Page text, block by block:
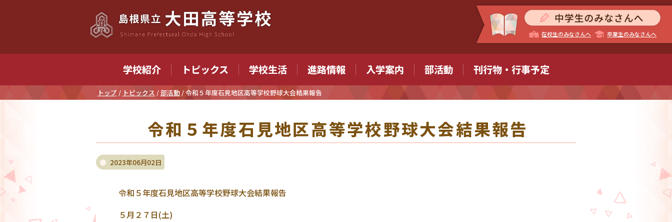
在校生のみなさんへ 卒業生のみなさんへ
学校紹介 トピックス 学校生活 進路情報 入学案内 部活動 刊行物・行事予定
現
トップ / トピックス /部活動/令和５年度石見地区高等学校野球大会結果報告
令和５年度石見地区高等学校野球大会結果報告
2023年06月02日
令和５年度石見地区高等学校野球大会結果報告
５月２７日(土)